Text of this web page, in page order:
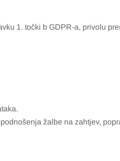
1. točki b GDPR-a, privolu
žalbe na zahtjev,